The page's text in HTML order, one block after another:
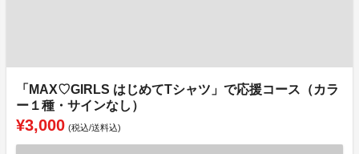
「MAX♡GIRLS はじめてTシャツ」で応援コース（カラ
ー１種・サインなし）
¥3,000 (税込/送料込)